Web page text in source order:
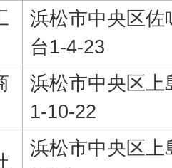
浜松市中央区佐
台1-4-23
浜松市中央区上
1-10-22
浜松市中央区上